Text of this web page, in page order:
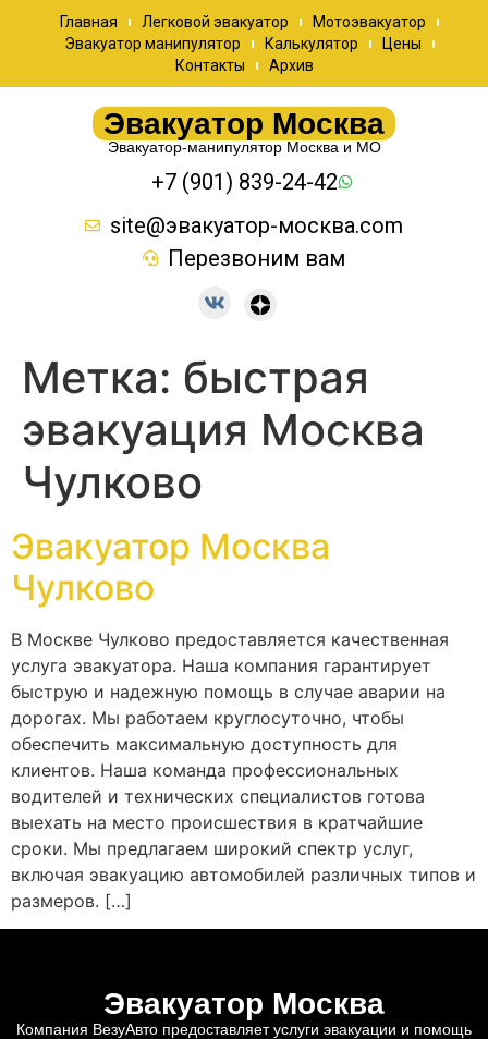
Главная Легковой эвакуатор
Мотоэвакуатор
Эвакуатор манипулятор
Калькулятор
Цены
Контакты
Архив
Эвакуатор Москва
Эвакуатор-манипулятор Москва и МО
+7 (901) 839-24-42
site@эвакуатор-москва.com
Перезвоним вам
Метка: быстрая
эвакуация Москва
Чулково
Эвакуатор Москва
Чулково
В Москве Чулково предоставляется качественная
услуга эвакуатора. Наша компания гарантирует
быструю и надежную помощь в случае аварии на
дорогах. Мы работаем круглосуточно, чтобы
обеспечить максимальную доступность для
клиентов. Наша команда профессиональных
водителей и технических специалистов готова
выехать на место происшествия в кратчайшие
сроки. Мы предлагаем широкий спектр услуг,
включая эвакуацию автомобилей различных типов и
размеров. […]
Эвакуатор Москва
Компания ВезуАвто предоставляет услуги эвакуации и помощь